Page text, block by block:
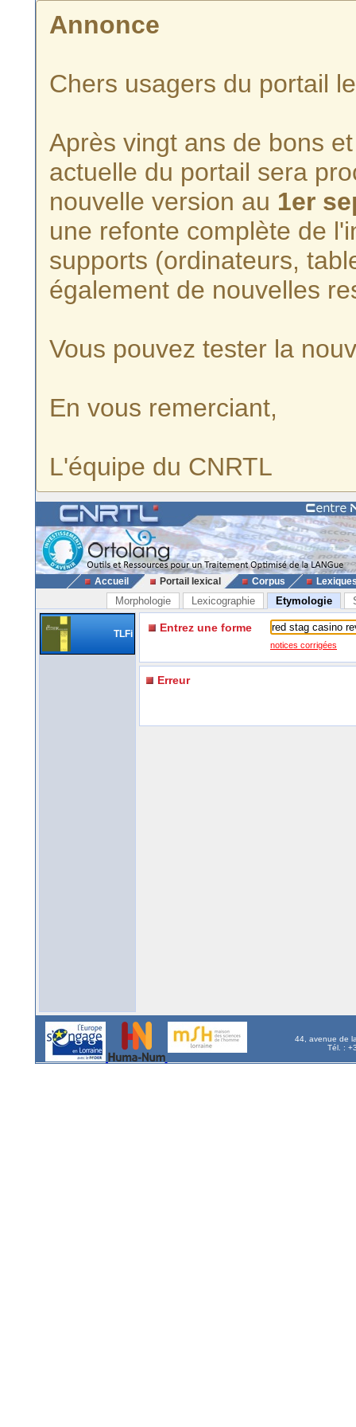
Annonce
Chers usagers du portail
Après vingt ans de bons
actuelle du portail sera
nouvelle version au 1er
une refonte complète de
supports (ordinateurs,
également de nouvelles
Vous pouvez tester la
En vous remerciant,
L'équipe du CNRTL
Accueil Portail lexical Corpus
Morphologie Lexicographie Etymologie
TLFi Entrez une forme
notices corrigées
Erreur
44, avenue de
Tél. :